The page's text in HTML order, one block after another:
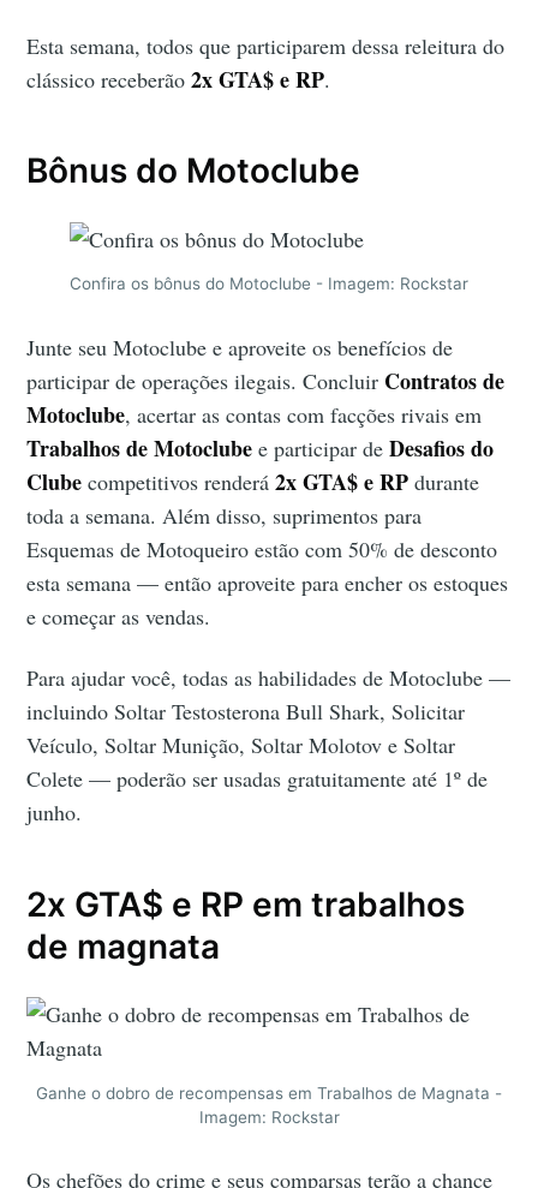
Esta semana, todos que participarem dessa releitura do
clássico receberão2x GTA$ e RP.
Bônus do Motoclube
Confira os bônus do Motoclube - Imagem: Rockstar
Junte seu Motoclube e aproveite os benefícios de
participar de operações ilegais. Concluir Contratos de
Motoclube, acertar as contas com facções rivais em
Trabalhos de Motoclube e participar deDesafios do
Clube competitivos renderá2x GTA$ e RP durante
toda a semana. Além disso, suprimentos para
Esquemas de Motoqueiro estão com 50% de desconto
esta semana — então aproveite para encher os estoques
e começar as vendas.
Para ajudar você, todas as habilidades de Motoclube —
incluindo Soltar Testosterona Bull Shark, Solicitar
Veículo, Soltar Munição, Soltar Molotov e Soltar
Colete — poderão ser usadas gratuitamente até 1º de
junho.
2x GTA$ e RP em trabalhos
de magnata
Ganhe o dobro de recompensas em Trabalhos de Magnata -
Imagem: Rockstar
Os chefões do crime e seus comparsas terão a chance